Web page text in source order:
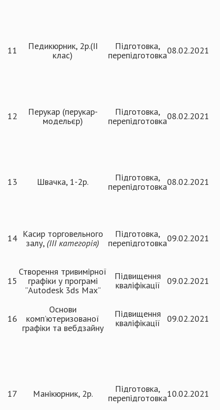
11
Педикюрник, 2р.(ІІ
клас)
Підготовка,
перепідготовка08.02.2021
12
Перукар (перукар-
модельєр)
Підготовка,
перепідготовка08.02.2021
13 Швачка, 1-2р.
Підготовка,
перепідготовка08.02.2021
14 Касир торговельного
залу, (ІІІ категорія)
Підготовка,
перепідготовка09.02.2021
15
Створення тривимірної
графіки у програмі
”Autodesk 3ds Max”
Підвищення
кваліфікації
09.02.2021
16
Основи
комп’ютеризованої
графіки та вебдзайну
Підвищення
кваліфікації
09.02.2021
17 Манікюрник, 2р.
Підготовка,
перепідготовка10.02.2021